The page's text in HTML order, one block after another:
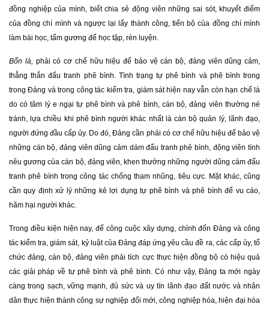
đồng nghiệp của mình, biết chia sẻ động viên những sai sót, khuyết điểm
của đồng chí mình và ngược lại lấy thành công, tiến bộ của đồng chí mình
làm bài học, tấm gương để học tập, rèn luyện.
Bốn là, phải có cơ chế hữu hiệu để bảo vệ cán bộ, đảng viên dũng cảm,
thẳng thắn đấu tranh phê bình. Tình trạng tự phê bình và phê bình trong
trong Đảng và trong công tác kiểm tra, giám sát hiện nay vẫn còn hạn chế là
do có tâm lý e ngại tự phê bình và phê bình, cán bộ, đảng viên thường né
tránh, lựa chiều khi phê bình người khác nhất là cán bộ quản lý, lãnh đạo,
người đứng đầu cấp ủy. Do đó, Đảng cần phải có cơ chế hữu hiệu để bảo vệ
những cán bộ, đảng viên dũng cảm dám đấu tranh phê bình, động viên tính
nêu gương của cán bộ, đảng viên, khen thưởng những người dũng cảm đấu
tranh phê bình trong công tác chống tham nhũng, tiêu cực. Mặt khác, cũng
cần quy định xử lý những kẻ lợi dụng tự phê bình và phê bình để vu cáo,
hãm hại người khác.
Trong điều kiện hiện nay, để công cuộc xây dựng, chỉnh đốn Đảng và công
tác kiểm tra, giám sát, kỷ luật của Đảng đáp ứng yêu cầu đề ra, các cấp ủy, tổ
chức đảng, cán bộ, đảng viên phải tích cực thực hiện đồng bộ có hiệu quả
các giải pháp về tự phê bình và phê bình. Có như vậy, Đảng ta mới ngày
càng trong sạch, vững mạnh, đủ sức và uy tín lãnh đạo đất nước và nhân
dân thực hiện thành công sự nghiệp đổi mới, công nghiệp hóa, hiện đại hóa